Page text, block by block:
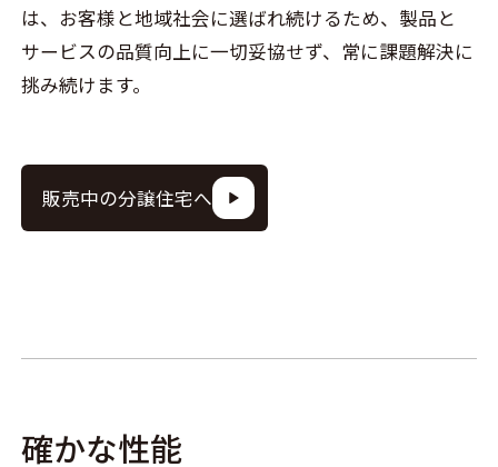
は、お客様と地域社会に選ばれ続けるため、製品と
サービスの品質向上に一切妥協せず、常に課題解決に
挑み続けます。
販売中の分譲住宅へ
確かな性能